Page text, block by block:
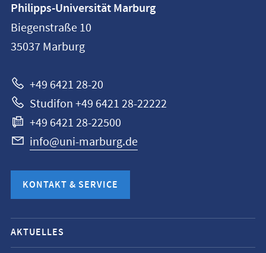
Philipps-
Universität
Marburg
Philipps-Universität Marburg
Biegenstraße 10
35037 Marburg
+49 6421 28-20
Studifon +49 6421 28-22222
+49 6421 28-22500
info@uni-marburg.de
KONTAKT & SERVICE
Mobile-
Service-
AKTUELLES